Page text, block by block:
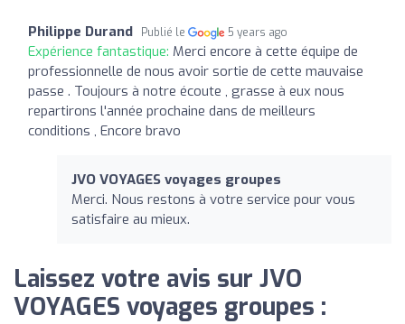
Philippe Durand Publié le 5 years ago
Expérience fantastique: Merci encore à cette équipe de
professionnelle de nous avoir sortie de cette mauvaise
passe . Toujours à notre écoute , grasse à eux nous
repartirons l'année prochaine dans de meilleurs
conditions , Encore bravo
JVO VOYAGES voyages groupes
Merci. Nous restons à votre service pour vous
satisfaire au mieux.
Laissez votre avis sur JVO
VOYAGES voyages groupes :